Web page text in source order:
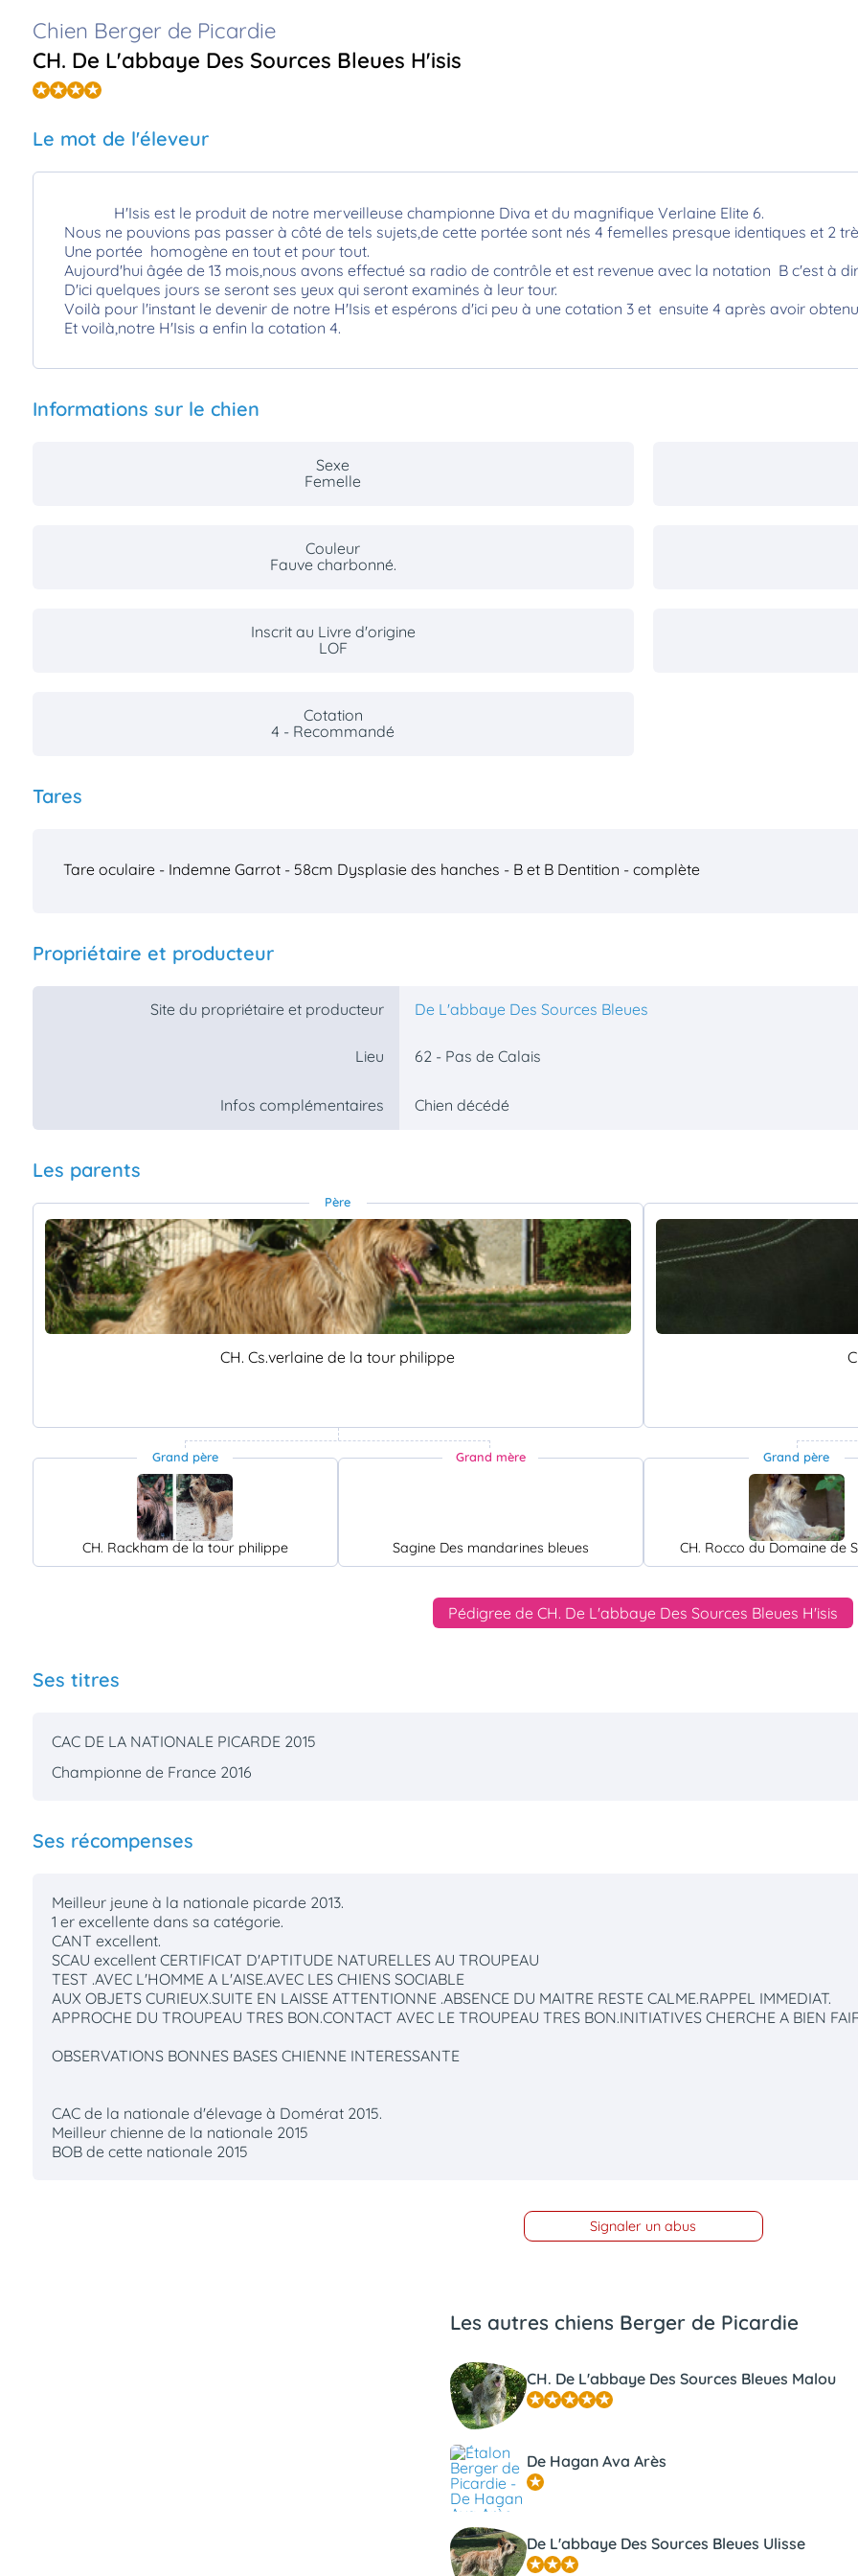
Chien Berger de Picardie
CH. De L'abbaye Des Sources Bleues H'isis
Le mot de l'éleveur
H'Isis est le produit de notre merveilleuse championne Diva et du magnifique Verlaine Elite 6.
Nous ne pouvions pas passer à côté de tels sujets,de cette portée sont nés 4 femelles presque identiques et 2
Une portée homogène en tout et pour tout.
Aujourd'hui âgée de 13 mois,nous avons effectué sa radio de contrôle et est revenue avec la notation B c'est à
D'ici quelques jours se seront ses yeux qui seront examinés à leur tour.
Voilà pour l'instant le devenir de notre H'Isis et espérons d'ici peu à une cotation 3 et ensuite 4 après avoir
Et voilà,notre H'Isis a enfin la cotation 4.
Informations sur le chien
Sexe
Femelle
Couleur
Fauve charbonné.
Inscrit au Livre d'origine
LOF
Cotation
4 - Recommandé
Tares
Tare oculaire - Indemne Garrot - 58cm Dysplasie des hanches - B et B Dentition - complète
Propriétaire et producteur
Site du propriétaire et producteur De L'abbaye Des Sources Bleues
Lieu 62 - Pas de Calais
Infos complémentaires Chien décédé
Les parents
Père
CH. Cs.verlaine de la tour philippe
Grand père
CH. Rackham de la tour philippe
Grand mère
Sagine Des mandarines bleues
Grand père
CH. Rocco du Domaine de
Pédigree de CH. De L'abbaye Des Sources Bleues H'isis
Ses titres
CAC DE LA NATIONALE PICARDE 2015
Championne de France 2016
Ses récompenses
Meilleur jeune à la nationale picarde 2013.
1 er excellente dans sa catégorie.
CANT excellent.
SCAU excellent CERTIFICAT D'APTITUDE NATURELLES AU TROUPEAU
TEST .AVEC L'HOMME A L'AISE.AVEC LES CHIENS SOCIABLE
AUX OBJETS CURIEUX.SUITE EN LAISSE ATTENTIONNE .ABSENCE DU MAITRE RESTE CALME.RAPPEL IMMEDIAT.
APPROCHE DU TROUPEAU TRES BON.CONTACT AVEC LE TROUPEAU TRES BON.INITIATIVES CHERCHE A BIEN
OBSERVATIONS BONNES BASES CHIENNE INTERESSANTE
CAC de la nationale d'élevage à Domérat 2015.
Meilleur chienne de la nationale 2015
BOB de cette nationale 2015
Signaler un abus
Les autres chiens Berger de Picardie
CH. De L'abbaye Des Sources Bleues Malou
De Hagan Ava Arès
De L'abbaye Des Sources Bleues Ulisse